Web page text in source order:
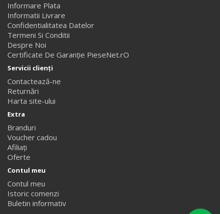
Informare Plata
Informatii Livrare
Confidentialitatea Datelor
Termeni Si Conditii
Despre Noi
Certificate De Garanție PieseNet.rO
Servicii clienţi
Contactează-ne
Returnări
Harta site-ului
Extra
Branduri
Voucher cadou
Afiliaţi
Oferte
Contul meu
Contul meu
Istoric comenzi
Buletin informativ